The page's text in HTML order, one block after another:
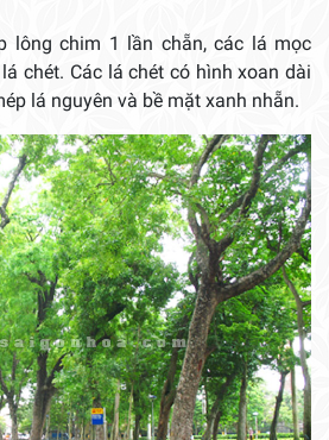
lông chim 1 lần chẵn, các lá mọc
chét. Các lá chét có hình xoan dài
lá nguyên và bề mặt xanh nhẵn.